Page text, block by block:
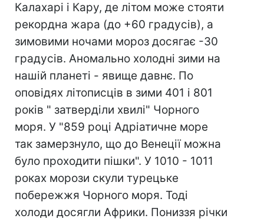
Калахарі і Кару, де літом може стояти
рекордна жара (до +60 градусів), а
зимовими ночами мороз досягає -30
градусів. Аномально холодні зими на
нашій планеті - явище давнє. По
оповідях літописців в зими 401 і 801
років " затверділи хвилі" Чорного
моря. У "859 році Адріатичне море
так замерзнуло, що до Венеції можна
було проходити пішки". У 1010 - 1011
роках морози скули турецьке
побережжя Чорного моря. Тоді
холоди досягли Африки. Пониззя річки